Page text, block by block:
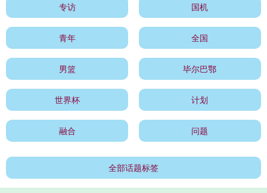
专访 国机
青年 全国
男篮 毕尔巴鄂
世界杯 计划
融合 问题
全部话题标签